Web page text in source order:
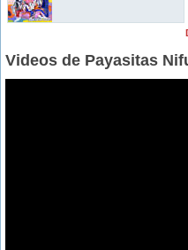
Videos de Payasitas